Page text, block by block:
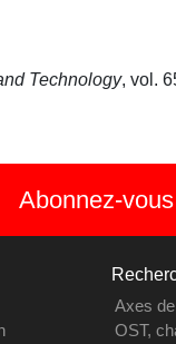
Technology, vol.
Abonnez-
Axes
OST,